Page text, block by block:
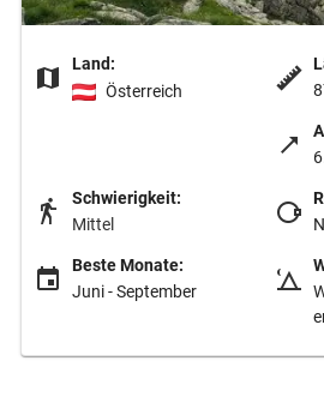
Land:
Österreich
Schwierigkeit:
Mittel
Beste Monate:
Juni - September